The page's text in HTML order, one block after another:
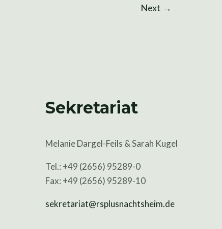
Next →
Sekretariat
Melanie Dargel-Feils & Sarah Kugel
Tel.: +49 (2656) 95289-0
Fax: +49 (2656) 95289-10
sekretariat@rsplusnachtsheim.de